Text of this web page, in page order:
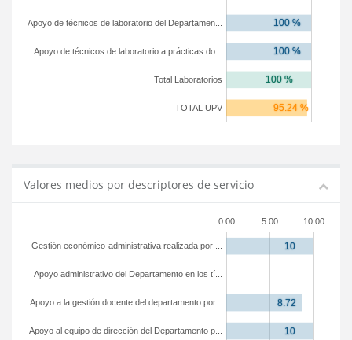
TOTAL UPV
Total Laboratorios
Apoyo de técnicos de laboratorio a prácticas do...
Apoyo de técnicos de laboratorio del Departamen...
Valores medios por descriptores de servicio
0.00 5.00 10.00
Apoyo al equipo de dirección del Departamento p...
Apoyo a la gestión docente del departamento por...
Apoyo administrativo del Departamento en los tí...
Gestión económico-administrativa realizada por ...